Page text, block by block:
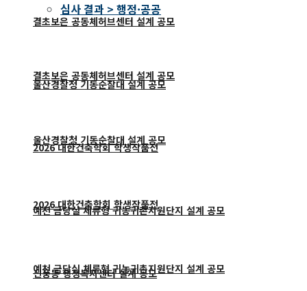
심사 결과 > 행정·공공
결초보은 공동체허브센터 설계 공모
울산경찰청 기동순찰대 설계 공모
2026 대한건축학회 학생작품전
예천 금당실 체류형 귀농귀촌지원단지 설계 공모
결초보은 공동체허브센터 설계 공모
울산경찰청 기동순찰대 설계 공모
2026 대한건축학회 학생작품전
예천 금당실 체류형 귀농귀촌지원단지 설계 공모
신풍동 행정복지센터 설계 공모